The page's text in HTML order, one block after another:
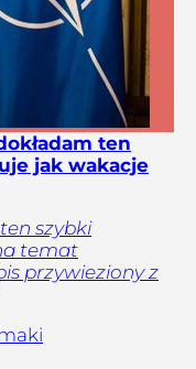
ten
jak wakacje
szybki
temat
przywieziony z